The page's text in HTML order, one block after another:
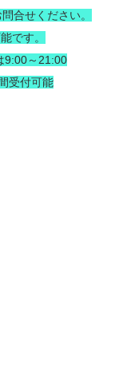
合せください。
です。
9:00～21:00
受付可能